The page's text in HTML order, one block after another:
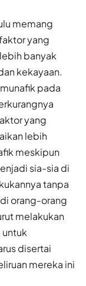
memang
yang
banyak
kekayaan.
pada
yang
lebih
meskipun
sia-sia di
tanpa
orang-orang
melakukan
disertai
mereka ini